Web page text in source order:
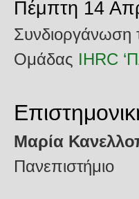
Πέμπτη 14
Συνδιοργάνωση
Ομάδας IHRC
Μαρία
Πανεπιστήμιο